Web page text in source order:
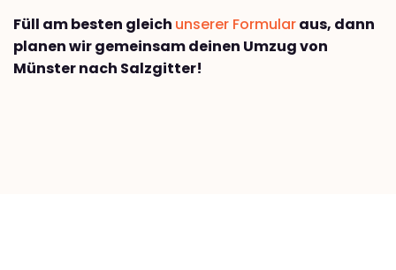
Füll am besten gleich unserer Formularaus, dann
planen wir gemeinsam deinen Umzug von
Münster nach Salzgitter!